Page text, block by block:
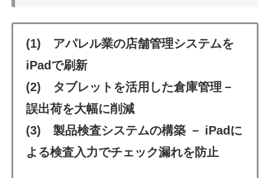
(1) アパレル業の店舗管理システムを
iPadで刷新
(2) タブレットを活用した倉庫管理－
誤出荷を大幅に削減
(3) 製品検査システムの構築 － iPadに
よる検査入力でチェック漏れを防止